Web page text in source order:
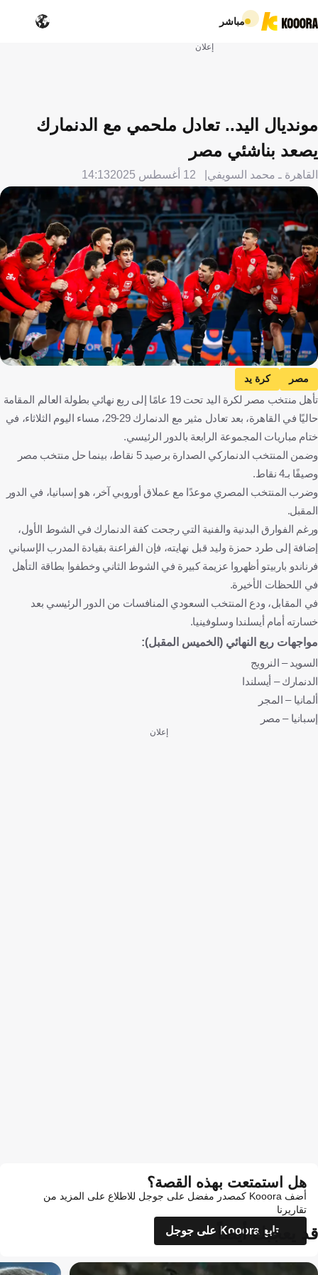
مباشر
إعلان
مونديال اليد.. تعادل ملحمي مع الدنمارك
يصعد بناشئي مصر
القاهرة ـ محمد السويفي 12 أغسطس 2025 14:13
مصر كرة يد
تأهل منتخب مصر لكرة اليد تحت 19 عامًا إلى ربع نهائي بطولة العالم المقامة
حاليًا في القاهرة، بعد تعادل مثير مع الدنمارك 29-29، مساء اليوم الثلاثاء، في
ختام مباريات المجموعة الرابعة بالدور الرئيسي.
وضمن المنتخب الدنماركي الصدارة برصيد 5 نقاط، بينما حل منتخب مصر
وصيفًا بـ4 نقاط.
وضرب المنتخب المصري موعدًا مع عملاق أوروبي آخر، هو إسبانيا، في الدور
المقبل.
ورغم الفوارق البدنية والفنية التي رجحت كفة الدنمارك في الشوط الأول،
إضافة إلى طرد حمزة وليد قبل نهايته، فإن الفراعنة بقيادة المدرب الإسباني
فرناندو باربيتو أظهروا عزيمة كبيرة في الشوط الثاني وخطفوا بطاقة التأهل
في اللحظات الأخيرة.
في المقابل، ودع المنتخب السعودي المنافسات من الدور الرئيسي بعد
خسارته أمام أيسلندا وسلوفينيا.
مواجهات ربع النهائي (الخميس المقبل):
السويد – النرويج
الدنمارك – أيسلندا
ألمانيا – المجر
إسبانيا – مصر
إعلان
هل استمتعت بهذه القصة؟
أضف Kooora كمصدر مفضل على جوجل للاطلاع على المزيد من
تقاريرنا
تابع Kooora على جوجل
قد يعجبك أيضاً